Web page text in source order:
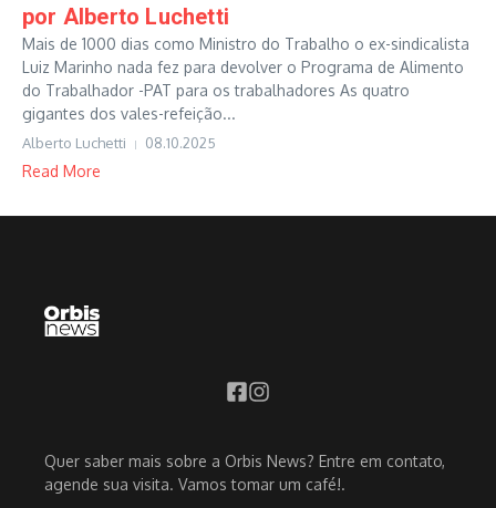
por Alberto Luchetti
Mais de 1000 dias como Ministro do Trabalho o ex-sindicalista
Luiz Marinho nada fez para devolver o Programa de Alimento
do Trabalhador -PAT para os trabalhadores As quatro
gigantes dos vales-refeição...
Alberto Luchetti 08.10.2025
Read More
Quer saber mais sobre a Orbis News? Entre em contato,
agende sua visita. Vamos tomar um café!.